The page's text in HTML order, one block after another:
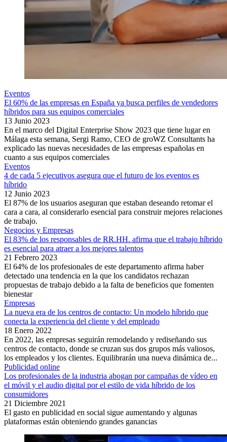
Eventos
El 60% de las empresas en España ya busca perfiles de vendedores
híbridos para sus equipos comerciales
13 Junio 2023
En el marco del Digital Enterprise Show 2023 que tiene lugar en
Málaga esta semana, Sergi Ramo, CEO de groWZ Consultants ha
explicado las nuevas necesidades de las empresas españolas en
cuanto a sus equipos comerciales
Eventos
4 de cada 5 ejecutivos asegura que el futuro de los eventos es
híbrido
12 Junio 2023
El 87% de los usuarios aseguran que estaban deseando retomar el
cara a cara, al considerarlo esencial para construir mejores relaciones
de trabajo.
Negocios y Empresas
El 83% de los responsables de RR.HH. afirma que el trabajo híbrido
es esencial para atraer a los mejores talentos
21 Febrero 2023
El 64% de los profesionales de este departamento afirma haber
detectado una tendencia en la que los candidatos rechazan
propuestas de trabajo debido a la falta de beneficios que fomenten
bienestar
Empresas
La nueva era de los centros de contacto: Un modelo híbrido que
conecta la experiencia del cliente y del empleado
18 Enero 2022
En 2022, las empresas seguirán remodelando y rediseñando sus
centros de contacto, donde se cruzan sus dos grupos más valiosos,
los empleados y los clientes. Equilibrarán una nueva dinámica de...
Publicidad online
Los profesionales de la industria abogan por campañas de vídeo en
el móvil y el audio digital por el estilo de vida híbrido de los
consumidores
21 Diciembre 2021
El gasto en publicidad en social sigue aumentando y algunas
plataformas están obteniendo grandes ganancias